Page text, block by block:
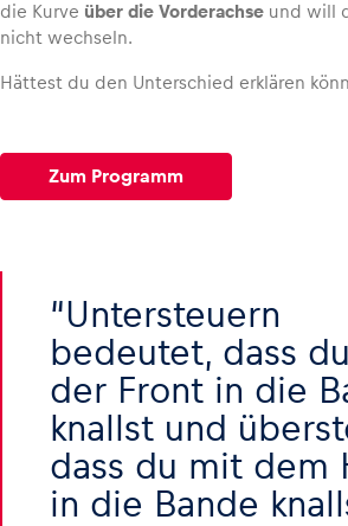
die Kurve über die Vorderachse und will
nicht wechseln.
Hättest du den Unterschied erklären
Zum Programm
Untersteuern
bedeutet, dass
der Front in die
knallst und
dass du mit dem
in die Bande